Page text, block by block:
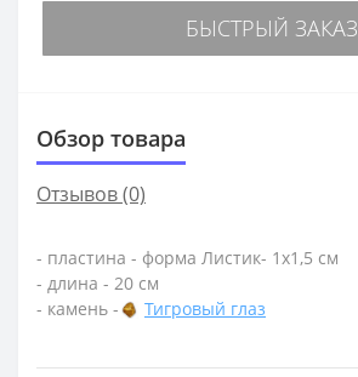
БЫСТРЫЙ ЗАКАЗ
Обзор товара
Отзывов (0)
- пластина - форма Листик- 1х1,5 см
- длина - 20 см
- камень -
Тигровый глаз